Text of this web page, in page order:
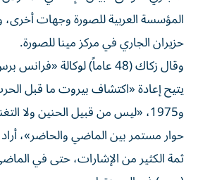
حزيران الجاري في مركز مينا للصورة.
وقال زكاك (48 عاماً) لوكالة
و1975، «ليس من قبيل الحنين ولا
حوار مستمر بين الماضي والحاضر»،
ثمة الكثير من الإشارات، حتى في